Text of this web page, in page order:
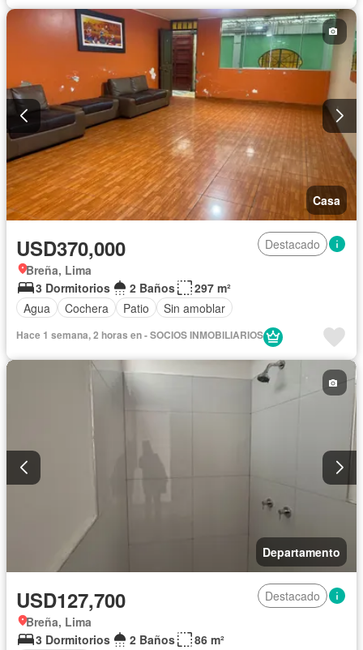
Casa
USD370,000
Destacado
Breña, Lima
3 Dormitorios
2 Baños
297 m²
Agua
Cochera Patio Sin amoblar
Hace 1 semana, 2 horas en - SOCIOS INMOBILIARIOS
Departamento
USD127,700
Destacado
Breña, Lima
3 Dormitorios
2 Baños
86 m²